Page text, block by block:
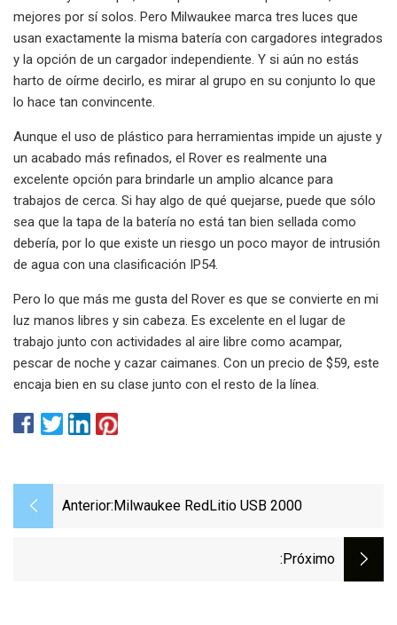
mejores por sí solos. Pero Milwaukee marca tres luces que
usan exactamente la misma batería con cargadores integrados
y la opción de un cargador independiente. Y si aún no estás
harto de oírme decirlo, es mirar al grupo en su conjunto lo que
lo hace tan convincente.
Aunque el uso de plástico para herramientas impide un ajuste y
un acabado más refinados, el Rover es realmente una
excelente opción para brindarle un amplio alcance para
trabajos de cerca. Si hay algo de qué quejarse, puede que sólo
sea que la tapa de la batería no está tan bien sellada como
debería, por lo que existe un riesgo un poco mayor de intrusión
de agua con una clasificación IP54.
Pero lo que más me gusta del Rover es que se convierte en mi
luz manos libres y sin cabeza. Es excelente en el lugar de
trabajo junto con actividades al aire libre como acampar,
pescar de noche y cazar caimanes. Con un precio de $59, este
encaja bien en su clase junto con el resto de la línea.
Anterior: Milwaukee RedLitio USB 2000
:próximo